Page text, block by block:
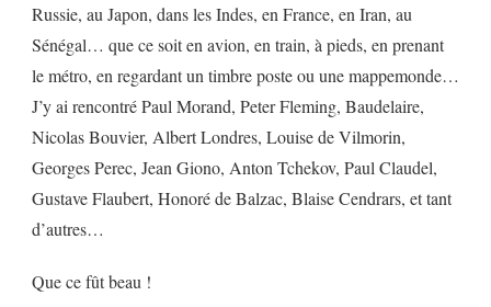
Russie, au Japon, dans les Indes, en France, en Iran, au
Sénégal… que ce soit en avion, en train, à pieds, en prenant
le métro, en regardant un timbre poste ou une mappemonde…
J’y ai rencontré Paul Morand, Peter Fleming, Baudelaire,
Nicolas Bouvier, Albert Londres, Louise de Vilmorin,
Georges Perec, Jean Giono, Anton Tchekov, Paul Claudel,
Gustave Flaubert, Honoré de Balzac, Blaise Cendrars, et tant
d’autres…
Que ce fût beau !